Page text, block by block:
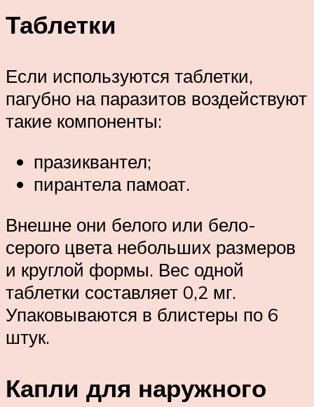
Таблетки
Если используются таблетки,
пагубно на паразитов воздействуют
такие компоненты:
празиквантел;
пирантела памоат.
Внешне они белого или бело-
серого цвета небольших размеров
и круглой формы. Вес одной
таблетки составляет 0,2 мг.
Упаковываются в блистеры по 6
штук.
Капли для наружного